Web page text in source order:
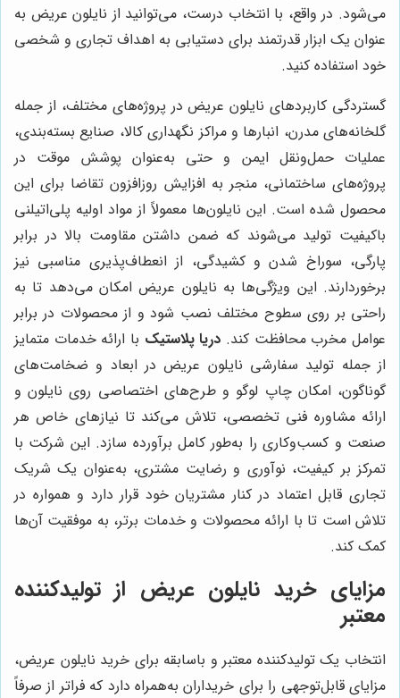
می‌شود. در واقع، با انتخاب درست، می‌توانید از نایلون عریض به
عنوان یک ابزار قدرتمند برای دستیابی به اهداف تجاری و شخصی
خود استفاده کنید.
گستردگی کاربردهای نایلون عریض در پروژه‌های مختلف، از جمله
گلخانه‌های مدرن، انبارها و مراکز نگهداری کالا، صنایع بسته‌بندی،
عملیات حمل‌ونقل ایمن و حتی به‌عنوان پوشش موقت در
پروژه‌های ساختمانی، منجر به افزایش روزافزون تقاضا برای این
محصول شده است. این نایلون‌ها معمولاً از مواد اولیه پلی‌اتیلنی
با‌کیفیت تولید می‌شوند که ضمن داشتن مقاومت بالا در برابر
پارگی، سوراخ شدن و کشیدگی، از انعطاف‌پذیری مناسبی نیز
برخوردارند. این ویژگی‌ها به نایلون عریض امکان می‌دهد تا به
راحتی بر روی سطوح مختلف نصب شود و از محصولات در برابر
عوامل مخرب محافظت کند. دریا پلاستیک با ارائه خدمات متمایز
از جمله تولید سفارشی نایلون عریض در ابعاد و ضخامت‌های
گوناگون، امکان چاپ لوگو و طرح‌های اختصاصی روی نایلون و
ارائه مشاوره فنی تخصصی، تلاش می‌کند تا نیازهای خاص هر
صنعت و کسب‌وکاری را به‌طور کامل برآورده سازد. این شرکت با
تمرکز بر کیفیت، نوآوری و رضایت مشتری، به‌عنوان یک شریک
تجاری قابل اعتماد در کنار مشتریان خود قرار دارد و همواره در
تلاش است تا با ارائه محصولات و خدمات برتر، به موفقیت آن‌ها
کمک کند.
مزایای خرید نایلون عریض از تولیدکننده
معتبر
انتخاب یک تولیدکننده معتبر و باسابقه برای خرید نایلون عریض،
مزایای قابل‌توجهی را برای خریداران به‌همراه دارد که فراتر از صرفاً